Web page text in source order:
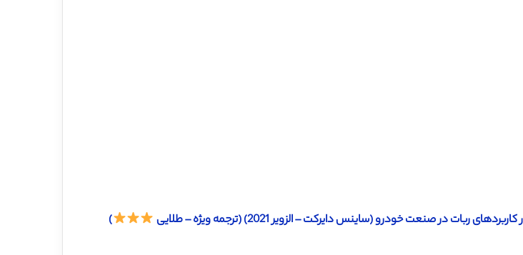
ربات در صنعت خودرو (ساینس دایرکت – الزویر 2021) (ترجمه ویژه – طلایی )